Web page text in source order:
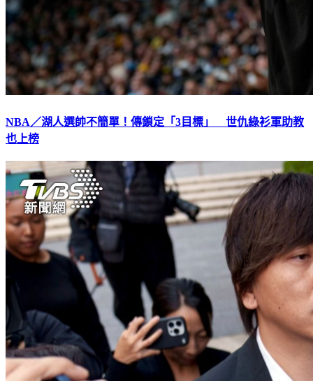
NBA／湖人選帥不簡單！傳鎖定「3目標」 世仇綠衫軍助教
也上榜